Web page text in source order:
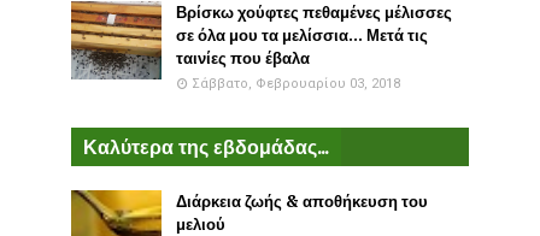
Βρίσκω χούφτες πεθαμένες μέλισσες
σε όλα μου τα μελίσσια... Μετά τις
ταινίες που έβαλα
Σάββατο, Φεβρουαρίου 03, 2018
Καλύτερα της εβδομάδας...
Διάρκεια ζωής & αποθήκευση του
μελιού